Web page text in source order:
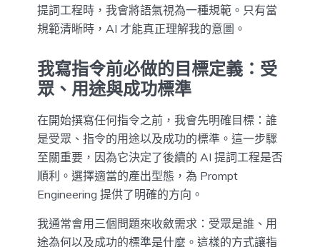
提詞工程時，我會將語氣視為一種規範。只有當
規範清晰時，AI 才能真正理解我的意圖。
我寫指令前必做的目標定義：受
眾、用途與成功標準
在開始撰寫任何指令之前，我會先明確目標：誰
是受眾、指令的用途以及成功的標準。這一步驟
至關重要，因為它決定了後續的 AI 提詞工程是否
順利。選擇適當的產出型態，為 Prompt
Engineering 提供了明確的方向。
我通常會用三個問題來收斂需求：受眾是誰、用
途為何以及成功的標準是什麼。這樣的方式讓指